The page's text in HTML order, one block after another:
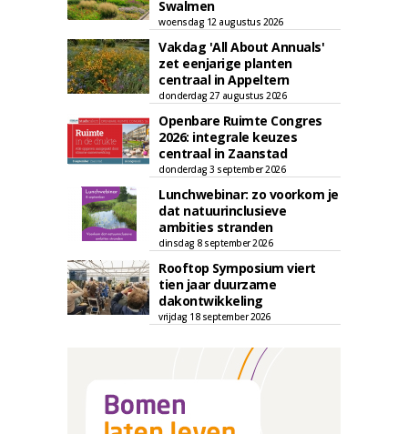
Swalmen
woensdag 12 augustus 2026
Vakdag 'All About Annuals'
zet eenjarige planten
centraal in Appeltern
donderdag 27 augustus 2026
Openbare Ruimte Congres
2026: integrale keuzes
centraal in Zaanstad
donderdag 3 september 2026
Lunchwebinar: zo voorkom je
dat natuurinclusieve
ambities stranden
dinsdag 8 september 2026
Rooftop Symposium viert
tien jaar duurzame
dakontwikkeling
vrijdag 18 september 2026